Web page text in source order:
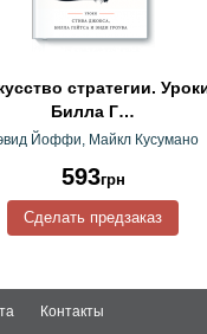
стратегии.
Билла Г…
Йоффи, Майкл Кусумано
593грн
Сделать предзаказ
Контакты